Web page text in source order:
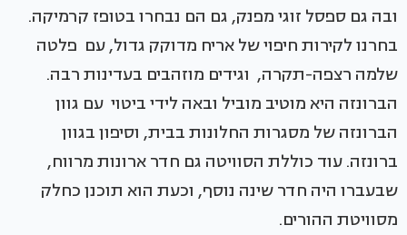
ובה גם ספסל זוגי מפנק, גם הם נבחרו בטופז קרמיקה.
בחרנו לקירות חיפוי של אריח מדוקק גדול, עם פלטה
שלמה רצפה-תקרה, וגידים מוזהבים בעדינות רבה.
הברונזה היא מוטיב מוביל ובאה לידי ביטוי עם גוון
הברונזה של מסגרות החלונות בבית, וסיפון בגוון
ברונזה. עוד כוללת הסוויטה גם חדר ארונות מרווח,
שבעברו היה חדר שינה נוסף, וכעת הוא תוכנן כחלק
מסוויטת ההורים.